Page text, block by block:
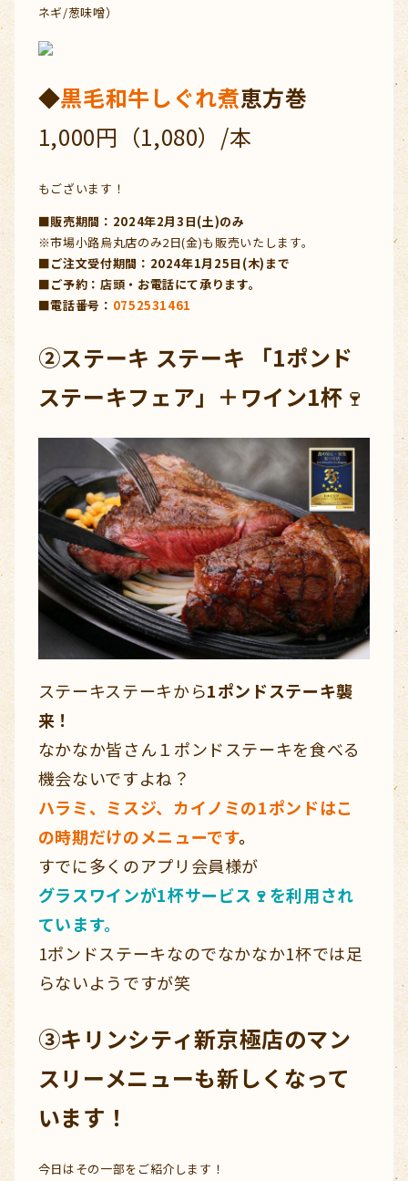
ネギ/葱味噌）
◆黒毛和牛しぐれ煮恵方巻
1,000円（1,080）/本
もございます！
■販売期間：2024年2月3日(土)のみ
※市場小路烏丸店のみ2日(金)も販売いたします。
■ご注文受付期間：2024年1月25日(木)まで
■ご予約：店頭・お電話にて承ります。
■電話番号： 0752531461
②ステーキ ステーキ 「1ポンド
ステーキフェア」＋ワイン1杯 🍷
ステーキステーキから1ポンドステーキ襲
来！
なかなか皆さん１ポンドステーキを食べる
機会ないですよね？
ハラミ、ミスジ、カイノミの1ポンドはこ
の時期だけのメニューです。
すでに多くのアプリ会員様が
グラスワインが1杯サービス🍷を利用され
ています。
1ポンドステーキなのでなかなか1杯では足
らないようですが笑
③キリンシティ新京極店のマン
スリーメニューも新しくなって
います！
今日はその一部をご紹介します！